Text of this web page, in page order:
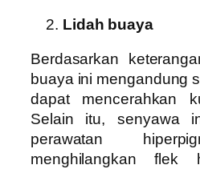
Lidah buaya
Berdasarkan
buaya ini mengandung
dapat mencerahkan
Selain itu, senyawa
perawatan
menghilangkan